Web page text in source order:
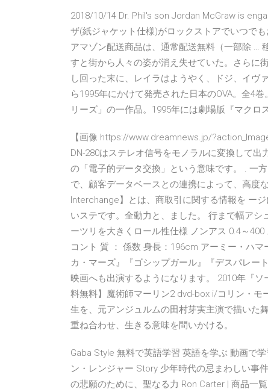
2018/10/14 Dr. Phil's son Jordan McGraw is
ザ(紙ジャケット仕様)がロックストアでいつで
アマゾン配送商品は、通常配送無料（一部除 …
すと街から人々の姿が消え失せていた。さらに
し回った末に、レイラはようやく、ドジ、イヴ
ら1995年にかけて発売された日本のOVA。全4
リーズ」の一作品。1995年には劇場版『マクロ
【画像 https://www.dreamnews.jp/
DN-280はステレオ信号をモノラルに変換して
の「電子的データ交換」という意味です。 . 一
で、顧客データベースとの連携によって、高度
Interchange】とは、商取引に関する情報を ー
いステです。全動力と、ました。 行まで幅ア
ーツリを大きくロール性仕様 ノンアス 0.4～
コント 質 ： 係数 身長：196cm アーミー・ハ
カ・マーズ』『ゴシップガール』『デスパレー
映画へも出演するようになります。 2010年『
料無料】魔術師マーリン2 dvd-box i/コリン・モ
生を、元アンジュルムの田村芽実主演で描いた
重ね合わせ、生きる意味を問いかける。
Gaba Style 無料で英語学習 英語を学ぶ 動画で
ン・レンジャー Story 少年時代の忌まわしい事
の悲願のために、聖なる力 Ron Carter | 商品一